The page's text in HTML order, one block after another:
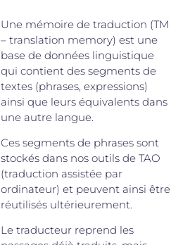
Une mémoire de traduction (TM
– translation memory) est une
base de données linguistique
qui contient des segments de
textes (phrases, expressions)
ainsi que leurs équivalents dans
une autre langue.
Ces segments de phrases sont
stockés dans nos outils de TAO
(traduction assistée par
ordinateur) et peuvent ainsi être
réutilisés ultérieurement.
Le traducteur reprend les